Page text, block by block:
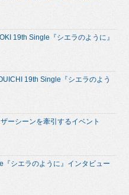
19th Single『シエラのように』
19th Single『シエラのよう
ーシーンを牽引するイベント
『シエラのように』インタビュー